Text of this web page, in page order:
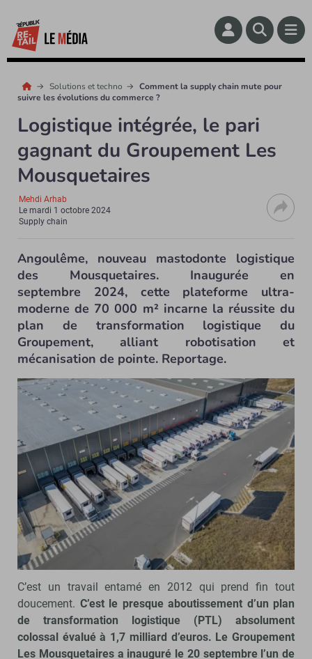
Solutions et techno
Comment la supply chain mute pour
suivre les évolutions du commerce ?
Logistique intégrée, le pari
gagnant du Groupement Les
Mousquetaires
Mehdi Arhab
Lemardi 1 octobre 2024
Supply chain
Angoulême, nouveau mastodonte logistique
des Mousquetaires. Inaugurée en
septembre 2024, cette plateforme ultra-
moderne de 70 000 m² incarne la réussite du
plan de transformation logistique du
Groupement, alliant robotisation et
mécanisation de pointe. Reportage.
Un plan de transformation logistique absolument colossal
évalué à 1,7 milliard d’euros. - © JulienTuyeras / ITM LAI
C’est un travail entamé en 2012 qui prend fin tout
doucement. C’est le presque aboutissement d’un plan
de transformation logistique (PTL) absolument
colossal évalué à 1,7 milliard d’euros. Le Groupement
Les Mousquetaires a inauguré le 20 septembre l’un de